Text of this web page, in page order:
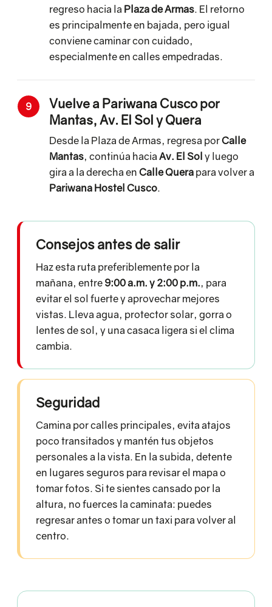
regreso hacia la Plaza de Armas. El retorno
es principalmente en bajada, pero igual
conviene caminar con cuidado,
especialmente en calles empedradas.
9
Vuelve a Pariwana Cusco por
Mantas, Av. El Sol y Quera
Desde la Plaza de Armas, regresa porCalle
Mantas, continúa hacia Av. El Sol y luego
gira a la derecha en Calle Quera para volver a
Pariwana Hostel Cusco.
Consejos antes de salir
Haz esta ruta preferiblemente por la
mañana, entre 9:00 a.m. y 2:00 p.m., para
evitar el sol fuerte y aprovechar mejores
vistas. Lleva agua, protector solar, gorra o
lentes de sol, y una casaca ligera si el clima
cambia.
Seguridad
Camina por calles principales, evita atajos
poco transitados y mantén tus objetos
personales a la vista. En la subida, detente
en lugares seguros para revisar el mapa o
tomar fotos. Si te sientes cansado por la
altura, no fuerces la caminata: puedes
regresar antes o tomar un taxi para volver al
centro.